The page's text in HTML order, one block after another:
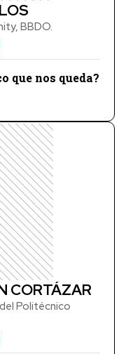
BBDO.
que nos queda?
CORTÁZAR
Politécnico